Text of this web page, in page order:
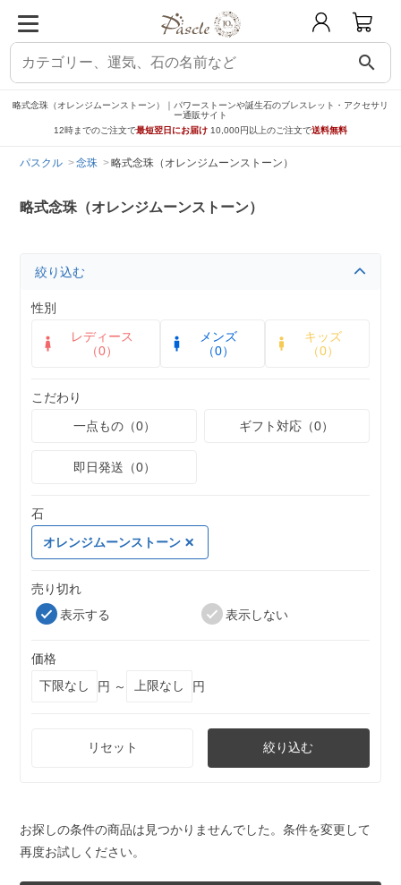
search
略式念珠（オレンジムーンストーン）｜パワーストーンや誕生石のブレスレット・アクセサリ
ー通販サイト
12時までのご注文で最短翌日にお届け 10,000円以上のご注文で送料無料
パスクル 念珠 略式念珠（オレンジムーンストーン）
略式念珠（オレンジムーンストーン）
絞り込む
性別
レディース
（0）
メンズ
（0）
キッズ
（0）
こだわり
一点もの（0）
ギフト対応（0）
即日発送（0）
石
オレンジムーンストーン
売り切れ
表示する
表示しない
価格
円 ～
円
リセット 絞り込む
お探しの条件の商品は見つかりませんでした。条件を変更して
再度お試しください。